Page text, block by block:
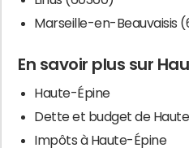
Marseille-en-Beauvaisis
En savoir plus sur
Haute-Épine
Dette et budget de
Impôts à Haute-Épine